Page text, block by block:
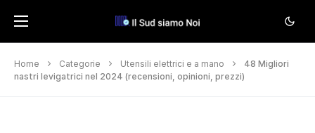
Home Categorie Utensili elettrici e a mano
48 Migliori
nastri levigatrici nel 2024 (recensioni, opinioni, prezzi)